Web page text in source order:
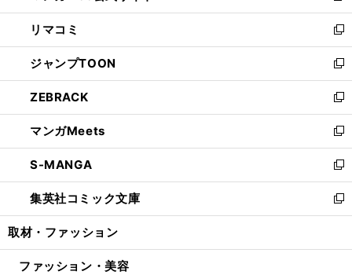
ウ
で
開
く
ン
ド
ウ
で
開
く
ウ
ィ
ン
ド
ウ
で
開
く
し
い
ウ
ィ
ン
ド
ウ
で
開
く
リマコミ
新
し
い
ウ
ィ
ン
ド
ウ
で
開
く
ジャンプTOON
新
し
い
ウ
ィ
ン
ド
ウ
で
開
ZEBRACK
新
し
い
ウ
ィ
ン
ド
ウ
開
マンガMeets
新
し
い
ウ
ィ
ン
ウ
S-MANGA
新
し
い
ウ
ン
集英社コミック文庫
新
し
ウ
取材・ファッション
ファッション・美容